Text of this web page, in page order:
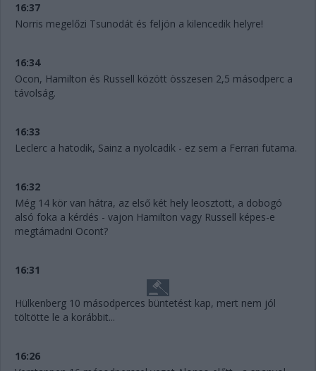
16:37
Norris megelőzi Tsunodát és feljön a kilencedik helyre!
16:34
Ocon, Hamilton és Russell között összesen 2,5 másodperc a
távolság.
16:33
Leclerc a hatodik, Sainz a nyolcadik - ez sem a Ferrari futama.
16:32
Még 14 kör van hátra, az első két hely leosztott, a dobogó
alsó foka a kérdés - vajon Hamilton vagy Russell képes-e
megtámadni Ocont?
16:31
Hülkenberg 10 másodperces büntetést kap, mert nem jól
töltötte le a korábbit...
16:26